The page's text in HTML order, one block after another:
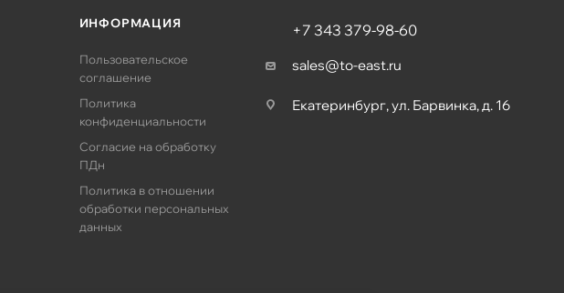
ИНФОРМАЦИЯ
Пользовательское
соглашение
Политика
конфиденциальности
Согласие на обработку
ПДн
Политика в отношении
обработки персональных
данных
+7 343 379-98-60
sales@to-east.ru
Екатеринбург, ул. Барвинка, д. 16